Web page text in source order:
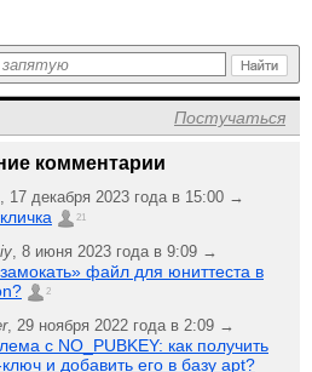
Постучаться
комментарии
, 17 декабря 2023 года в 15:00 →
21
, 8 июня 2023 года в 9:09 →
файл для юниттеста в
2
, 29 ноября 2022 года в 2:09 →
с NO_PUBKEY: как получить
и добавить его в базу apt?